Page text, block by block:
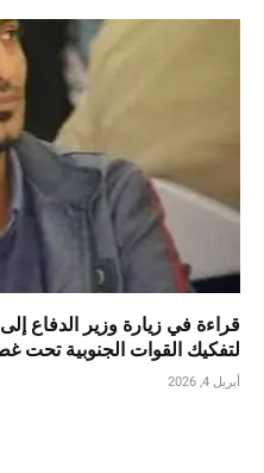
قراءة في زيارة وزير الدفاع
لتفكيك القوات الجنوبية تحت
أبريل 4, 2026